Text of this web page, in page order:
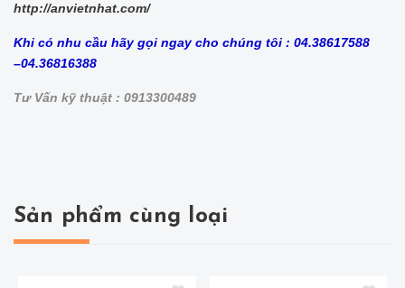
http://anvietnhat.com/
Khi có nhu cầu hãy gọi ngay cho chúng tôi : 04.38617588
–04.36816388
Tư Vấn kỹ thuật : 0913300489
Sản phẩm cùng loại